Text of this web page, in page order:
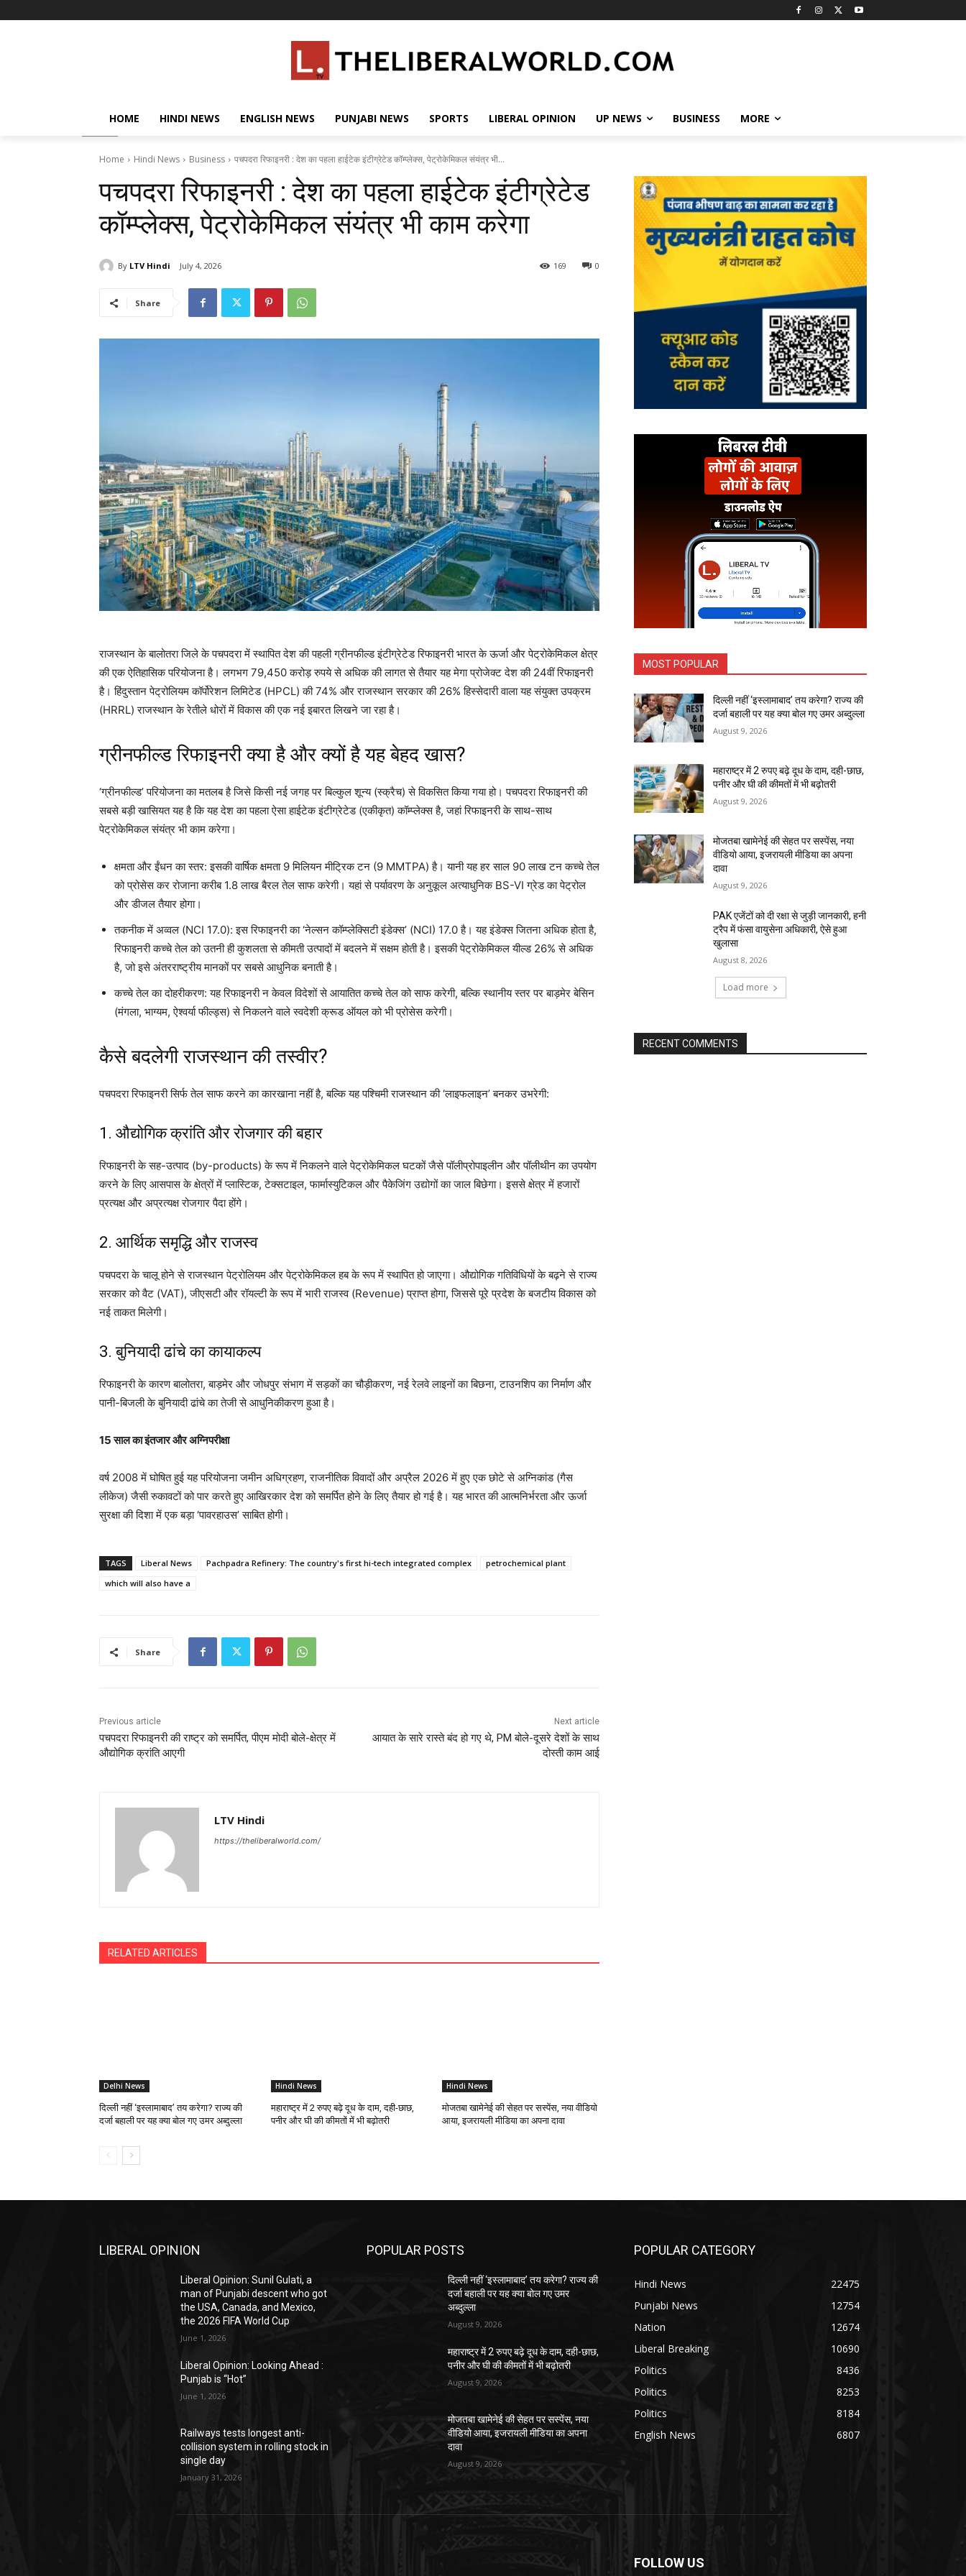
HOME HINDI NEWS ENGLISH NEWS PUNJABI NEWS SPORTS LIBERAL OPINION UP NEWS BUSINESS MORE
Home Hindi News Business पचपदरा रिफाइनरी : देश का पहला हाईटेक इंटीग्रेटेड कॉम्प्लेक्स, पेट्रोकेमिकल संयंत्र भी...
पचपदरा रिफाइनरी : देश का पहला हाईटेक इंटीग्रेटेड
कॉम्प्लेक्स, पेट्रोकेमिकल संयंत्र भी काम करेगा
By LTV Hindi July 4, 2026 0
169
Share
राजस्थान के बालोतरा जिले के पचपदरा में स्थापित देश की पहली ग्रीनफील्ड इंटीग्रेटेड रिफाइनरी भारत के ऊर्जा और पेट्रोकेमिकल क्षेत्र
की एक ऐतिहासिक परियोजना है। लगभग 79,450 करोड़ रुपये से अधिक की लागत से तैयार यह मेगा प्रोजेक्ट देश की 24वीं रिफाइनरी
है। हिंदुस्तान पेट्रोलियम कॉर्पोरेशन लिमिटेड (HPCL) की 74% और राजस्थान सरकार की 26% हिस्सेदारी वाला यह संयुक्त उपक्रम
(HRRL) राजस्थान के रेतीले धोरों में विकास की एक नई इबारत लिखने जा रहा है।
ग्रीनफील्ड रिफाइनरी क्या है और क्यों है यह बेहद खास?
‘ग्रीनफील्ड’ परियोजना का मतलब है जिसे किसी नई जगह पर बिल्कुल शून्य (स्क्रैच) से विकसित किया गया हो। पचपदरा रिफाइनरी की
सबसे बड़ी खासियत यह है कि यह देश का पहला ऐसा हाईटेक इंटीग्रेटेड (एकीकृत) कॉम्प्लेक्स है, जहां रिफाइनरी के साथ-साथ
पेट्रोकेमिकल संयंत्र भी काम करेगा।
क्षमता और ईंधन का स्तर: इसकी वार्षिक क्षमता 9 मिलियन मीट्रिक टन (9 MMTPA) है। यानी यह हर साल 90 लाख टन कच्चे तेल
को प्रोसेस कर रोजाना करीब 1.8 लाख बैरल तेल साफ करेगी। यहां से पर्यावरण के अनुकूल अत्याधुनिक BS-VI ग्रेड का पेट्रोल
और डीजल तैयार होगा।
तकनीक में अव्वल (NCI 17.0): इस रिफाइनरी का ‘नेल्सन कॉम्प्लेक्सिटी इंडेक्स’ (NCI) 17.0 है। यह इंडेक्स जितना अधिक होता है,
रिफाइनरी कच्चे तेल को उतनी ही कुशलता से कीमती उत्पादों में बदलने में सक्षम होती है। इसकी पेट्रोकेमिकल यील्ड 26% से अधिक
है, जो इसे अंतरराष्ट्रीय मानकों पर सबसे आधुनिक बनाती है।
कच्चे तेल का दोहरीकरण: यह रिफाइनरी न केवल विदेशों से आयातित कच्चे तेल को साफ करेगी, बल्कि स्थानीय स्तर पर बाड़मेर बेसिन
(मंगला, भाग्यम, ऐश्वर्या फील्ड्स) से निकलने वाले स्वदेशी क्रूड ऑयल को भी प्रोसेस करेगी।
कैसे बदलेगी राजस्थान की तस्वीर?
पचपदरा रिफाइनरी सिर्फ तेल साफ करने का कारखाना नहीं है, बल्कि यह पश्चिमी राजस्थान की ‘लाइफलाइन’ बनकर उभरेगी:
1. औद्योगिक क्रांति और रोजगार की बहार
रिफाइनरी के सह-उत्पाद (by-products) के रूप में निकलने वाले पेट्रोकेमिकल घटकों जैसे पॉलीप्रोपाइलीन और पॉलीथीन का उपयोग
करने के लिए आसपास के क्षेत्रों में प्लास्टिक, टेक्सटाइल, फार्मास्युटिकल और पैकेजिंग उद्योगों का जाल बिछेगा। इससे क्षेत्र में हजारों
प्रत्यक्ष और अप्रत्यक्ष रोजगार पैदा होंगे।
2. आर्थिक समृद्धि और राजस्व
पचपदरा के चालू होने से राजस्थान पेट्रोलियम और पेट्रोकेमिकल हब के रूप में स्थापित हो जाएगा। औद्योगिक गतिविधियों के बढ़ने से राज्य
सरकार को वैट (VAT), जीएसटी और रॉयल्टी के रूप में भारी राजस्व (Revenue) प्राप्त होगा, जिससे पूरे प्रदेश के बजटीय विकास को
नई ताकत मिलेगी।
3. बुनियादी ढांचे का कायाकल्प
रिफाइनरी के कारण बालोतरा, बाड़मेर और जोधपुर संभाग में सड़कों का चौड़ीकरण, नई रेलवे लाइनों का बिछना, टाउनशिप का निर्माण और
पानी-बिजली के बुनियादी ढांचे का तेजी से आधुनिकीकरण हुआ है।
15 साल का इंतजार और अग्निपरीक्षा
वर्ष 2008 में घोषित हुई यह परियोजना जमीन अधिग्रहण, राजनीतिक विवादों और अप्रैल 2026 में हुए एक छोटे से अग्निकांड (गैस
लीकेज) जैसी रुकावटों को पार करते हुए आखिरकार देश को समर्पित होने के लिए तैयार हो गई है। यह भारत की आत्मनिर्भरता और ऊर्जा
सुरक्षा की दिशा में एक बड़ा ‘पावरहाउस’ साबित होगी।
TAGS Liberal News Pachpadra Refinery: The country's first hi-tech integrated complex
petrochemical plant
which will also have a
Share
Previous article
पचपदरा रिफाइनरी की राष्ट्र को समर्पित, पीएम मोदी बोले-क्षेत्र में
औद्योगिक क्रांति आएगी
Next article
आयात के सारे रास्ते बंद हो गए थे, PM बोले-दूसरे देशों के साथ
दोस्ती काम आई
LTV Hindi
https://theliberalworld.com/
RELATED ARTICLES
Delhi News
दिल्ली नहीं ‘इस्लामाबाद’ तय करेगा? राज्य की
दर्जा बहाली पर यह क्या बोल गए उमर अब्दुल्ला
Hindi News
महाराष्ट्र में 2 रुपए बढ़े दूध के दाम, दही-छाछ,
पनीर और घी की कीमतों में भी बढ़ोतरी
Hindi News
मोजतबा खामेनेई की सेहत पर सस्पेंस, नया वीडियो
आया, इजरायली मीडिया का अपना दावा
MOST POPULAR
दिल्ली नहीं ‘इस्लामाबाद’ तय करेगा? राज्य की
दर्जा बहाली पर यह क्या बोल गए उमर अब्दुल्ला
August 9, 2026
महाराष्ट्र में 2 रुपए बढ़े दूध के दाम, दही-छाछ,
पनीर और घी की कीमतों में भी बढ़ोतरी
August 9, 2026
मोजतबा खामेनेई की सेहत पर सस्पेंस, नया
वीडियो आया, इजरायली मीडिया का अपना
दावा
August 9, 2026
PAK एजेंटों को दी रक्षा से जुड़ी जानकारी, हनी
ट्रैप में फंसा वायुसेना अधिकारी, ऐसे हुआ
खुलासा
August 8, 2026
Load more
RECENT COMMENTS
LIBERAL OPINION
Liberal Opinion: Sunil Gulati, a
man of Punjabi descent who got
the USA, Canada, and Mexico,
the 2026 FIFA World Cup
June 1, 2026
Liberal Opinion: Looking Ahead :
Punjab is “Hot”
June 1, 2026
Railways tests longest anti-
collision system in rolling stock in
single day
January 31, 2026
POPULAR POSTS
दिल्ली नहीं ‘इस्लामाबाद’ तय करेगा? राज्य की
दर्जा बहाली पर यह क्या बोल गए उमर
अब्दुल्ला
August 9, 2026
महाराष्ट्र में 2 रुपए बढ़े दूध के दाम, दही-छाछ,
पनीर और घी की कीमतों में भी बढ़ोतरी
August 9, 2026
मोजतबा खामेनेई की सेहत पर सस्पेंस, नया
वीडियो आया, इजरायली मीडिया का अपना
दावा
August 9, 2026
POPULAR CATEGORY
Hindi News
22475
Punjabi News
12754
Nation
12674
Liberal Breaking
10690
Politics
8436
Politics
8253
Politics
8184
English News
6807
FOLLOW US